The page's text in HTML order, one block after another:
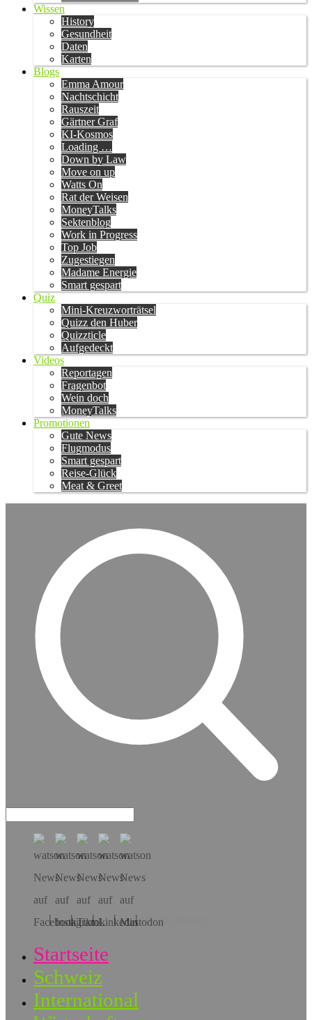
Wissen
History
Gesundheit
Daten
Karten
Blogs
Emma Amour
Nachtschicht
Rauszeit
Gärtner Graf
KI-Kosmos
Loading …
Down by Law
Move on up
Watts On
Rat der Weisen
MoneyTalks
Sektenblog
Work in Progress
Top Job
Zugestiegen
Madame Energie
Smart gespart
Quiz
Mini-Kreuzworträtsel
Quizz den Huber
Quizzticle
Aufgedeckt
Videos
Reportagen
Fragenbot
Wein doch
MoneyTalks
Promotionen
Gute News
Flugmodus
Smart gespart
Reise-Glück
Meat & Greet
Hol dir die App!
Startseite
Schweiz
International